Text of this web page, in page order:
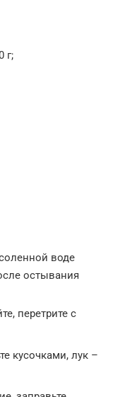
г;
воде
остывания
перетрите с
кусочками, лук –